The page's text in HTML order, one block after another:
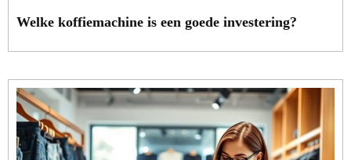
Welke koffiemachine is een goede investering?